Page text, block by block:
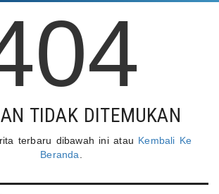
TIDAK DITEMUKAN
terbaru dibawah ini atau Kembali Ke
Beranda